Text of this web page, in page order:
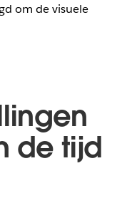
om de visuele
de tijd